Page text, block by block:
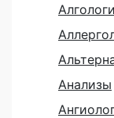
Анализы